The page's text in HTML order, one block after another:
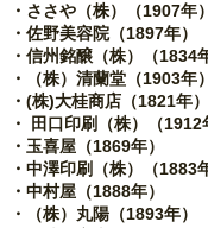
・ささや（株）（1907年）
・佐野美容院（1897年）
・信州銘醸（株）（1834
・（株）清蘭堂（1903年）
・(株)大桂商店（1821年）
・ 田口印刷（株）（1912
・玉喜屋（1869年）
・中澤印刷（株）（1883
・中村屋（1888年）
・（株）丸陽（1893年）